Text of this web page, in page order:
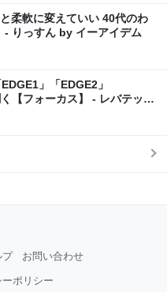
柔軟に変えていい 40代のわ
- りっすん by イーアイデム
」「EDGE2」
【フォーカス】 - レバテック
プ お問い合わせ
ポリシー